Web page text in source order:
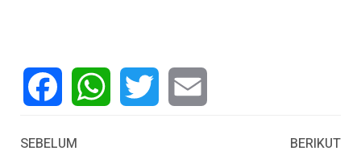
SEBELUM
BERIKUT